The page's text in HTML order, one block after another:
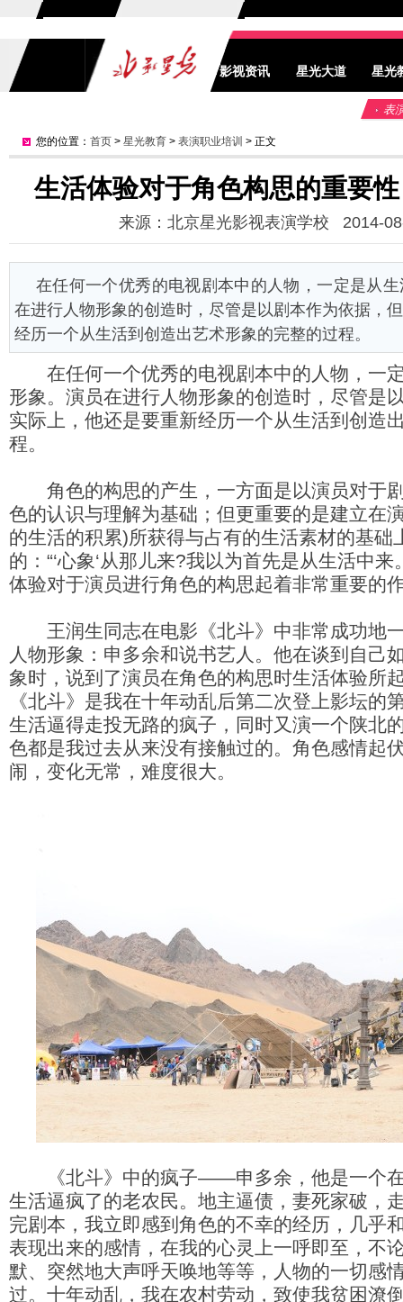
影视资讯 星光大道 星光
表
您的位置： 首页 > 星光教育 > 表演职业培训 > 正文
生活体验对于角色构思的重要
来源：北京星光影视表演学校 2014-
在任何一个优秀的电视剧本中的人物，一定是从
在进行人物形象的创造时，尽管是以剧本作为依据，
经历一个从生活到创造出艺术形象的完整的过程。
在任何一个优秀的电视剧本中的人物，一
形象。演员在进行人物形象的创造时，尽管是
实际上，他还是要重新经历一个从生活到创造
程。
角色的构思的产生，一方面是以演员对于
色的认识与理解为基础；但更重要的是建立在
的生活的积累)所获得与占有的生活素材的基础
的：“‘心象‘从那儿来?我以为首先是从生活中
体验对于演员进行角色的构思起着非常重要的
王润生同志在电影《北斗》中非常成功地
人物形象：申多余和说书艺人。他在谈到自己
象时，说到了演员在角色的构思时生活体验所
《北斗》是我在十年动乱后第二次登上影坛的
生活逼得走投无路的疯子，同时又演一个陕北
色都是我过去从来没有接触过的。角色感情起
闹，变化无常，难度很大。
《北斗》中的疯子——申多余，他是一个在
生活逼疯了的老农民。地主逼债，妻死家破，
完剧本，我立即感到角色的不幸的经历，几乎
表现出来的感情，在我的心灵上一呼即至，不
默、突然地大声呼天唤地等等，人物的一切感
过。十年动乱，我在农村劳动，致使我贫困潦